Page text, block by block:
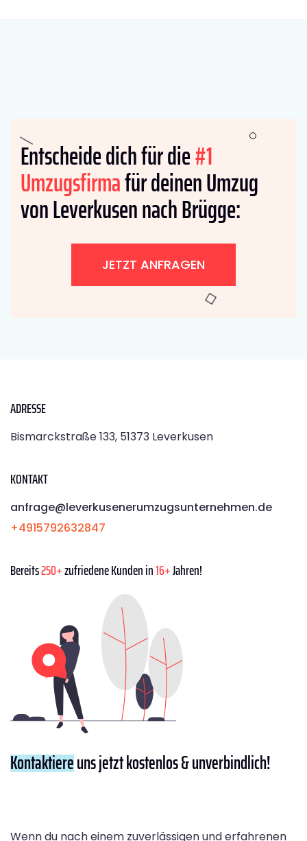
Entscheide dich für die#1
Umzugsfirmafür deinen Umzug
von Leverkusen nach Brügge:
JETZT ANFRAGEN
ADRESSE
Bismarckstraße 133, 51373 Leverkusen
KONTAKT
anfrage@leverkusenerumzugsunternehmen.de
+4915792632847
Bereits250+zufriedene Kunden in16+Jahren!
Kontaktiereuns jetzt kostenlos & unverbindlich!
Wenn du nach einem zuverlässigen und erfahrenen